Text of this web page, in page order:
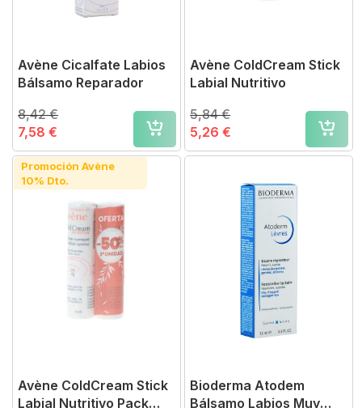
Avène Cicalfate Labios
Bálsamo Reparador
7,58 €
8,42 €
Avène ColdCream Stick
Labial Nutritivo
5,26 €
5,84 €
Promoción Avène
10% Dto.
Avène ColdCream Stick
Labial Nutritivo Pack
Bioderma Atodem
Bálsamo Labios Muy